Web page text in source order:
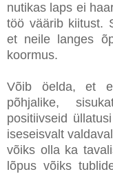
nutikas laps ei
töö väärib kiitust.
et neile langes
koormus.
Võib öelda, et
põhjalike,
positiivseid
iseseisvalt
võiks olla ka
lõpus võiks